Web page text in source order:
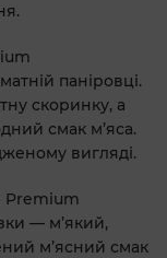
паніровці.
скоринку, а
смак м’яса.
вигляді.
Premium
— м’який,
м’ясний смак